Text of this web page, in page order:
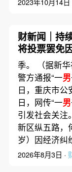
财新闻｜持
将投票罢免
季。 （据新
警方通报“一男
日，重庆市
日，网传“一男
引发社会关注
新区纵五路，
岁）因经济
2026年8月3日 ·